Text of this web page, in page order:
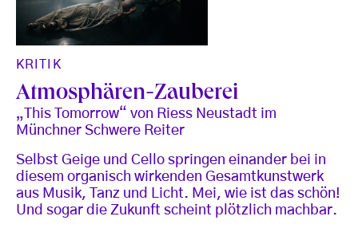
KRITIK
Atmosphären-Zauberei
„This Tomorrow“ von Riess Neustadt im
Münchner Schwere Reiter
Selbst Geige und Cello springen einander bei in
diesem organisch wirkenden Gesamtkunstwerk
aus Musik, Tanz und Licht. Mei, wie ist das schön!
Und sogar die Zukunft scheint plötzlich machbar.